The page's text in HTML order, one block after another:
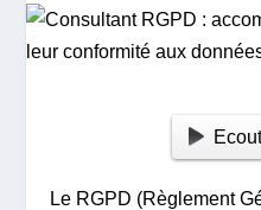
Le RGPD (Règlement